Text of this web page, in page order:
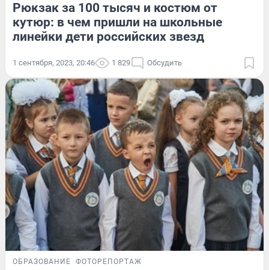
Рюкзак за 100 тысяч и костюм от
кутюр: в чем пришли на школьные
линейки дети российских звезд
1 сентября, 2023, 20:46 1 829 Обсудить
ОБРАЗОВАНИЕ ФОТОРЕПОРТАЖ